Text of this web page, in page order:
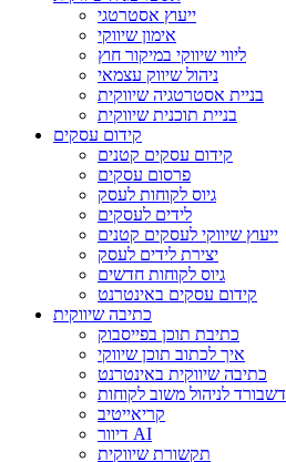
ייעוץ אסטרטגי
אימון שיווקי
ליווי שיווקי במיקור חוץ
ניהול שיווק עצמאי
בניית אסטרטגיה שיווקית
בניית תוכנית שיווקית
קידום עסקים
קידום עסקים קטנים
פרסום עסקים
גיוס לקוחות לעסק
לידים לעסקים
ייעוץ שיווקי לעסקים קטנים
יצירת לידים לעסק
גיוס לקוחות חדשים
קידום עסקים באינטרנט
כתיבה שיווקית
כתיבת תוכן בפייסבוק
איך לכתוב תוכן שיווקי
כתיבה שיווקית באינטרנט
דשבורד לניהול משוב לקוחות
קריאייטיב
דיוור AI
תקשורת שיווקית